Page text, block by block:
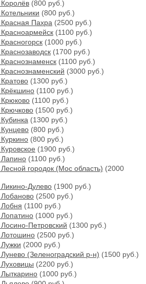
Королёв (800 руб.)
(800 руб.)
Красная Пахра (2500 руб.)
Красноармейск (1100 руб.)
(1000 руб.)
(1700 руб.)
Краснознаменск (1100 руб.)
(3000 руб.)
(1300 руб.)
Крёкшино (1100 руб.)
Крюково (1100 руб.)
Крючково (1500 руб.)
(1300 руб.)
Кунцево (800 руб.)
(800 руб.)
(1900 руб.)
Лапино (1100 руб.)
Лесной городок (Мос область) (2000
Ликино-Дулево (1900 руб.)
Лобаново (2500 руб.)
Лобня (1100 руб.)
Лопатино (1000 руб.)
Петровский (1300 руб.)
Лотошино (2500 руб.)
(2000 руб.)
Лунево (Зеленоградский р-н) (1500 руб.)
Луховицы (2200 руб.)
Лыткарино (1000 руб.)